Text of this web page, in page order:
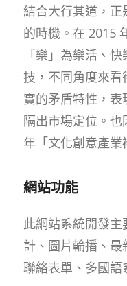
結合大行其道，
的時機。在 2015
「樂」為樂活、
技，不同角度來
實的矛盾特性，
隔出市場定位。
年「文化創意產業
網站功能
此網站系統開發
計、圖片輪播、最
聯絡表單、多國語